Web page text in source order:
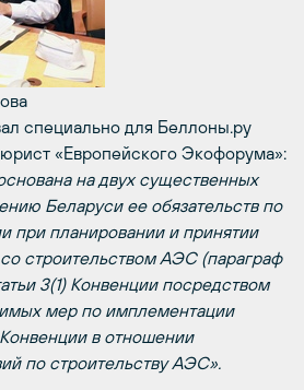
специально для Беллоны.ру
«Европейского Экофорума»:
на двух существенных
Беларуси ее обязательств по
при планировании и принятии
строительством АЭС (параграф
3(1) Конвенции посредством
мер по имплементации
в отношении
по строительству АЭС».